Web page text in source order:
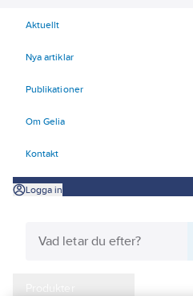
Aktuellt
Nya artiklar
Publikationer
Om Gelia
Kontakt
Logga in
Produkter